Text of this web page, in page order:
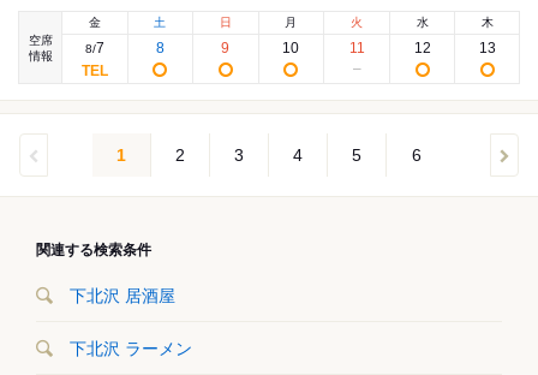
空席
情報
金
8/7
土
8
日
9
月
10
火
11
水
12
木
13
1 2 3 4 5 6
関連する検索条件
下北沢 居酒屋
下北沢 ラーメン